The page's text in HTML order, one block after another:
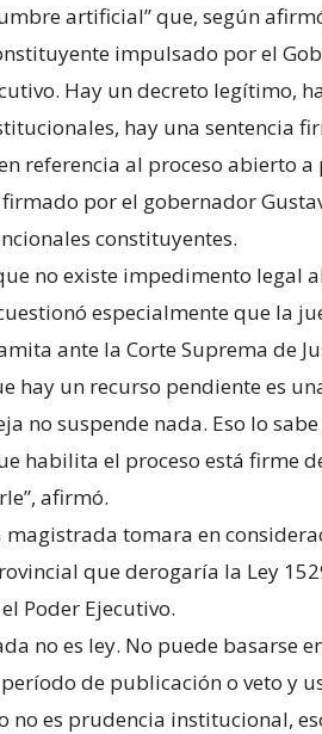
artificial” que, según
impulsado por el
Hay un decreto legítimo,
hay una sentencia
referencia al proceso abierto
firmado por el gobernador
constituyentes.
no existe impedimento legal
especialmente que la
ante la Corte Suprema de
hay un recurso pendiente es
no suspende nada. Eso lo
habilita el proceso está firme
afirmó.
tomara en
que derogaría la Ley
Poder Ejecutivo.
no es ley. No puede basarse
de publicación o veto y
no es prudencia institucional,